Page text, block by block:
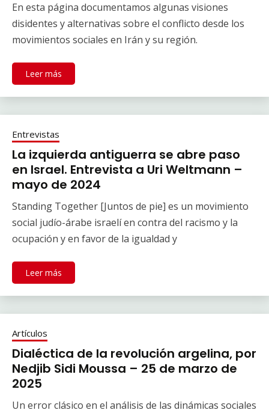
En esta página documentamos algunas visiones
disidentes y alternativas sobre el conflicto desde los
movimientos sociales en Irán y su región.
Leer más
Entrevistas
La izquierda antiguerra se abre paso
en Israel. Entrevista a Uri Weltmann –
mayo de 2024
Standing Together [Juntos de pie] es un movimiento
social judío-árabe israelí en contra del racismo y la
ocupación y en favor de la igualdad y
Leer más
Artículos
Dialéctica de la revolución argelina, por
Nedjib Sidi Moussa – 25 de marzo de
2025
Un error clásico en el análisis de las dinámicas sociales